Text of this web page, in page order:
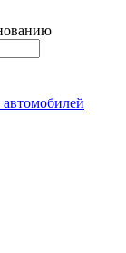
автомобилей